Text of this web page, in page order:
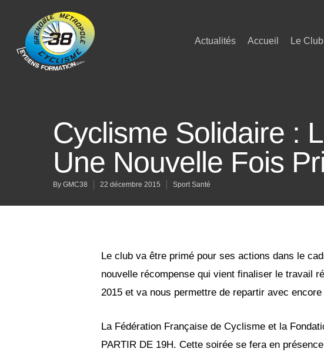
Actualités Accueil Le Club
Cyclisme Solidaire :
Une Nouvelle Fois
By GMC38 22 décembre 2015 Sport Santé
Le club va être primé pour ses actions dans le
nouvelle récompense qui vient finaliser le travail
2015 et va nous permettre de repartir avec encore
La Fédération Française de Cyclisme et la
PARTIR DE 19H. Cette soirée se fera en